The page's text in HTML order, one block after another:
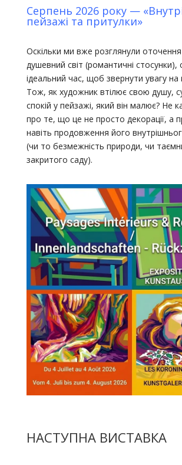
Серпень 2026 року —
пейзажі та притулки»
Оскільки ми вже розглянули
душевний світ (романтичні
ідеальний час, щоб звернути увагу на
Тож, як художник втілює свою душу,
спокій у пейзажі, який він малює? Не
про те, що це не просто декорації, а
навіть продовження його
(чи то безмежність природи, чи
закритого саду).
НАСТУПНА ВИСТАВКА